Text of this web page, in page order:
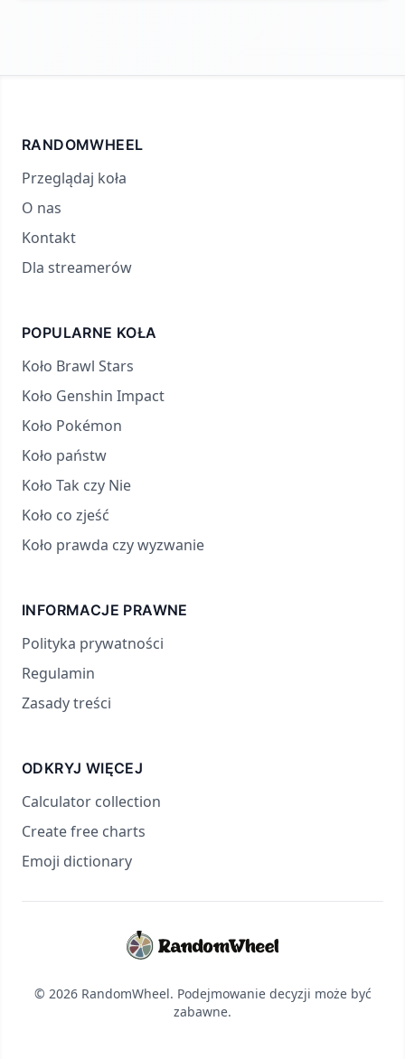
RANDOMWHEEL
Przeglądaj koła
O nas
Kontakt
Dla streamerów
POPULARNE KOŁA
Koło Brawl Stars
Koło Genshin Impact
Koło Pokémon
Koło państw
Koło Tak czy Nie
Koło co zjeść
Koło prawda czy wyzwanie
INFORMACJE PRAWNE
Polityka prywatności
Regulamin
Zasady treści
ODKRYJ WIĘCEJ
Calculator collection
Create free charts
Emoji dictionary
© 2026 RandomWheel. Podejmowanie decyzji może być
zabawne.